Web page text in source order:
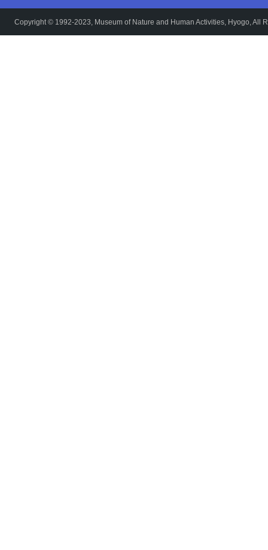
Copyright © 1992-2023, Museum of Nature and Human Activities, Hyogo, All